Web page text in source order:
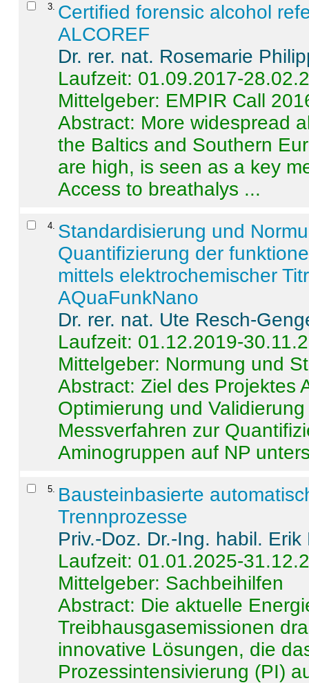
3 Certified forensic alcohol
ALCOREF
Dr. rer. nat. Rosemarie
Laufzeit: 01.09.2017-
Mittelgeber: EMPIR Call
Abstract: More widespread
the Baltics and Southern
are high, is seen as a key
Access to breathalys ...
4 Standardisierung und
Quantifizierung der
mittels elektrochemischer
AQuaFunkNano
Dr. rer. nat. Ute Resch-
Laufzeit: 01.12.2019-
Mittelgeber: Normung und
Abstract:Ziel des Projektes
Optimierung und
Messverfahren zur
Aminogruppen auf NP
5
Bausteinbasierte
Trennprozesse
Priv.-Doz. Dr.-Ing. habil. Erik
Laufzeit: 01.01.2025-
Mittelgeber: Sachbeihilfen
Abstract: Die aktuelle
Treibhausgasemissionen
innovative Lösungen, die
Prozessintensivierung (PI)